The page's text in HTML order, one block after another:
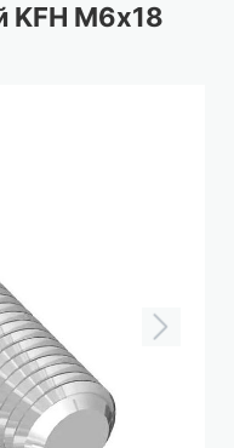
KFH М6х18